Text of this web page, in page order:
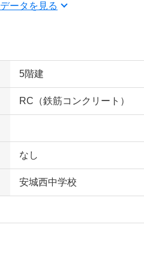
ータを見る
5階建
RC（鉄筋コンクリート）
なし
安城西中学校